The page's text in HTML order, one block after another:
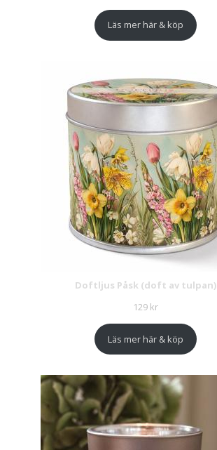
Läs mer här & köp
Doftljus Påsk (doft av tulpan)
129 kr
Läs mer här & köp